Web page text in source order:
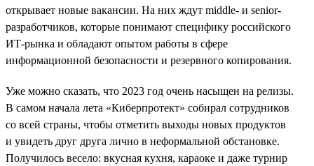
открывает новые вакансии. На них ждут middle- и senior-
разработчиков, которые понимают специфику российского
ИТ-рынка и обладают опытом работы в сфере
информационной безопасности и резервного копирования.
Уже можно сказать, что 2023 год очень насыщен на релизы.
В самом начала лета «Киберпротект» собирал сотрудников
со всей страны, чтобы отметить выходы новых продуктов
и увидеть друг друга лично в неформальной обстановке.
Получилось весело: вкусная кухня, караоке и даже турнир